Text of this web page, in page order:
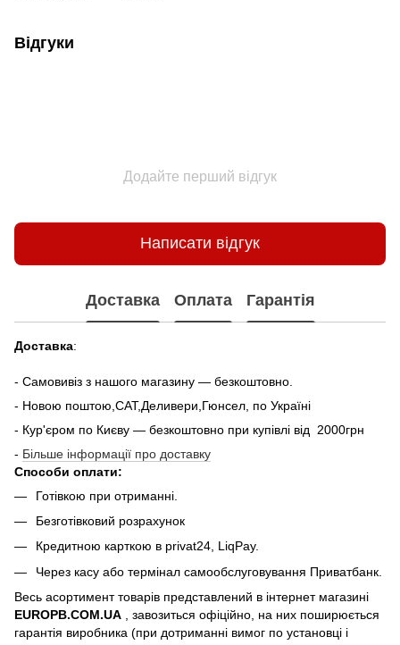
Відгуки
Додайте перший відгук
Написати відгук
Доставка Оплата Гарантія
Доставка:
- Самовивіз з нашого магазину — безкоштовно.
- Новою поштою,САТ,Деливери,Гюнсел, по Україні
- Кур'єром по Києву — безкоштовно при купiвлi вiд 2000грн
- Більше інформації про доставку
Способи оплати:
Готівкою при отриманні.
Безготівковий розрахунок
Кредитною карткою в privat24, LiqPay.
Через касу або термінал самообслуговування Приватбанк.
Весь асортимент товарів представлений в інтернет магазині
EUROPB.COM.UA
, завозиться офіційно, на них поширюється
гарантія виробника (при дотриманні вимог по установці і